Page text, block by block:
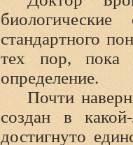
стандартного
тех пор, пока
определение.
Почти
создан в
достигнуто